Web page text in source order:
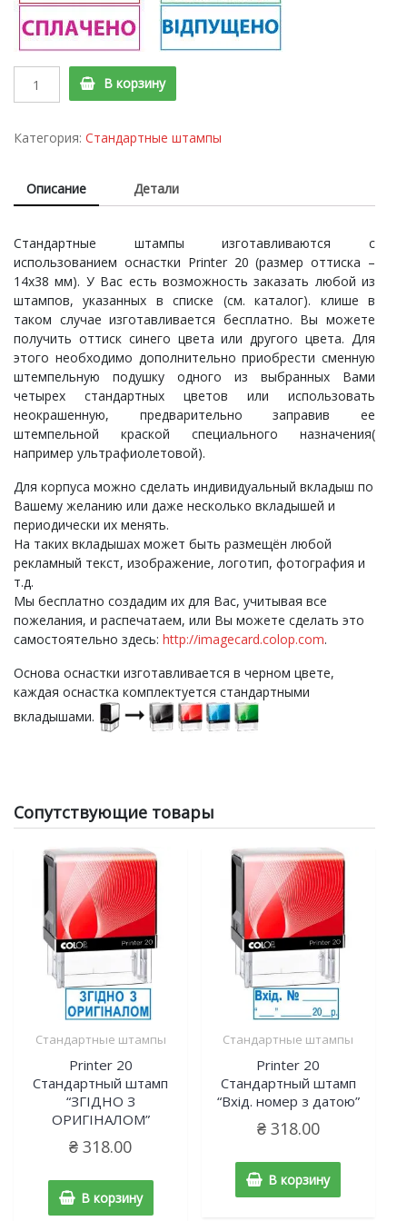
штамп
"ВІДВАНТАЖЕНО"
В корзину
Категория: Стандартные штампы
Описание Детали
Стандартные штампы изготавливаются с
использованием оснастки Printer 20 (размер оттиска –
14х38 мм). У Вас есть возможность заказать любой из
штампов, указанных в списке (см. каталог). клише в
таком случае изготавливается бесплатно. Вы можете
получить оттиск синего цвета или другого цвета. Для
этого необходимо дополнительно приобрести сменную
штемпельную подушку одного из выбранных Вами
четырех стандартных цветов или использовать
неокрашенную, предварительно заправив ее
штемпельной краской специального назначения(
например ультрафиолетовой).
Для корпуса можно сделать индивидуальный вкладыш по
Вашему желанию или даже несколько вкладышей и
периодически их менять.
На таких вкладышах может быть размещён любой
рекламный текст, изображение, логотип, фотография и
т.д.
Мы бесплатно создадим их для Вас, учитывая все
пожелания, и распечатаем, или Вы можете сделать это
самостоятельно здесь: http://imagecard.colop.com.
Основа оснастки изготавливается в черном цвете,
каждая оснастка комплектуется стандартными
вкладышами.
Сопутствующие товары
Стандартные штампы
Printer 20
Cтандартный штамп
“ЗГІДНО З
ОРИГІНАЛОМ”
₴ 318.00
В корзину
Стандартные штампы
Printer 20
Cтандартный штамп
“Вхід. номер з датою”
₴318.00
В корзину